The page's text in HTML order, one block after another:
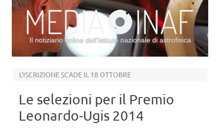
Il notiziario online dell’Istituto nazionale di astrofisica
L’ISCRIZIONE SCADE IL 18 OTTOBRE
Le selezioni per il Premio
Leonardo-Ugis 2014